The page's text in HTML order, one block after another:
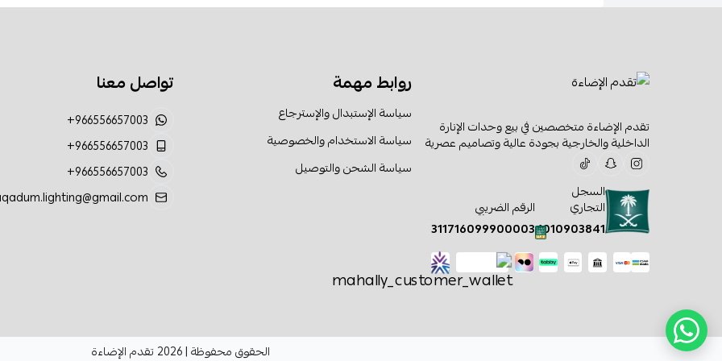
تقدم الإضاءة متخصصين في بيع وحدات الإنارة
الداخلية والخارجية بجودة عالية وتصاميم عصرية
السجل
التجاري
1010903841
الرقم الضريبي
311716099900003
روابط مهمة
سياسة الإستبدال والإسترجاع
سياسة الاستخدام والخصوصية
سياسة الشحن والتوصيل
تواصل معنا
+966556657003
+966556657003
+966556657003
الحقوق محفوظة | 2026 تقدم الإضاءة